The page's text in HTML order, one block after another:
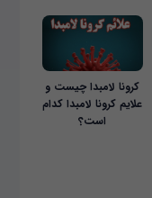
کرونا لامبدا چیست و
علایم کرونا لامبدا کدام
است؟